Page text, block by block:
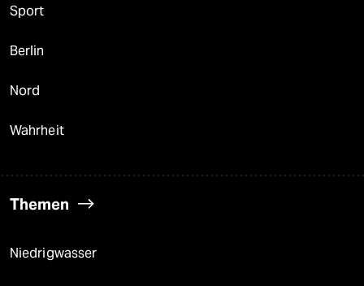
Sport
Berlin
Nord
Wahrheit
Themen
Niedrigwasser